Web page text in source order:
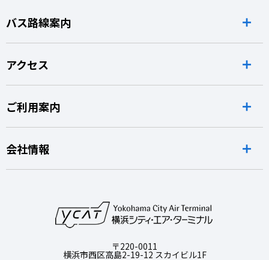
〒220-0011
横浜市西区高島2-19-12 スカイビル1F
バス路線案内
アクセス
ご利用案内
会社情報